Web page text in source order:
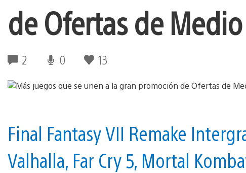
de Ofertas de
2 0 13
Final Fantasy VII Remake
Valhalla, Far Cry 5, Mortal